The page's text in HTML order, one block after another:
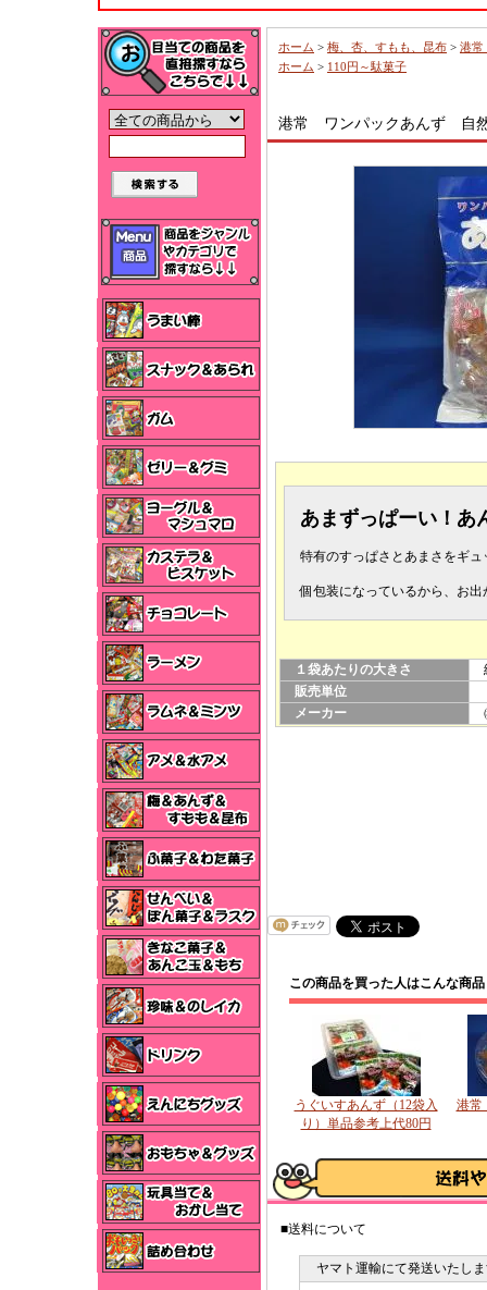
ホーム > 梅、杏、すもも、昆布 > 港
ホーム > 110円～駄菓子
港常 ワンパックあんず 自
あまずっぱーい！あ
特有のすっぱさとあまさをギュ
個包装になっているから、お出
１袋あたりの大きさ
販売単位
メーカー
この商品を買った人はこんな商
うぐいすあんず（12袋入
り）単品参考上代80円
港
■送料について
ヤマト運輸にて発送いたし